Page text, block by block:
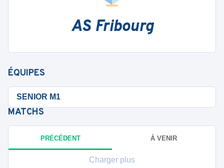
AS Fribourg
ÉQUIPES
SENIOR M1
MATCHS
PRÉCÉDENT À VENIR
Charger plus